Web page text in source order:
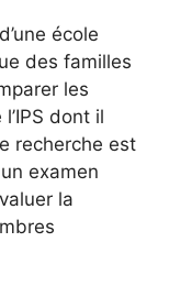
école
des familles
les
dont il
recherche est
examen
la